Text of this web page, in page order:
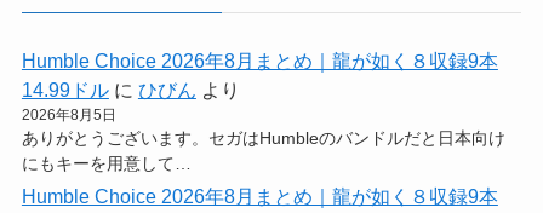
Humble Choice 2026年8月まとめ｜龍が如く８収録9本
14.99ドルに ひびん より
2026年8月5日
ありがとうございます。セガはHumbleのバンドルだと日本向け
にもキーを用意して…
Humble Choice 2026年8月まとめ｜龍が如く８収録9本